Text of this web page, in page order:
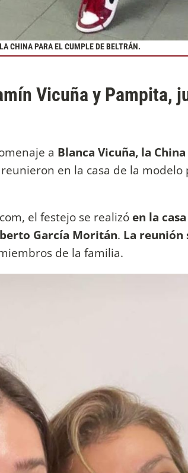
CHINA PARA EL CUMPLE DE BELTRÁN.
Vicuña y Pampita,
a Blanca Vicuña, la China
en la casa de la
el festejo se realizó en la casa
García Moritán. La reunión
de la familia.